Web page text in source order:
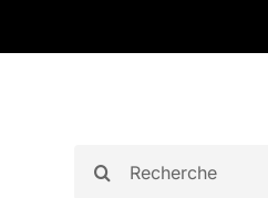
au
Rechercher: